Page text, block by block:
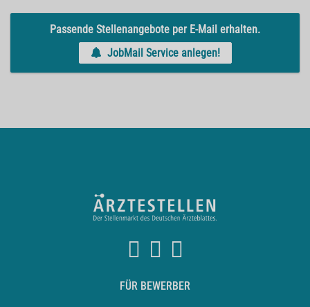
Passende Stellenangebote per E-Mail erhalten.
JobMail Service anlegen!
FÜR BEWERBER